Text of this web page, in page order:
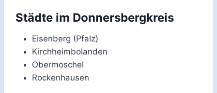
Städte im Donnersbergkreis
Eisenberg (Pfalz)
Kirchheimbolanden
Obermoschel
Rockenhausen